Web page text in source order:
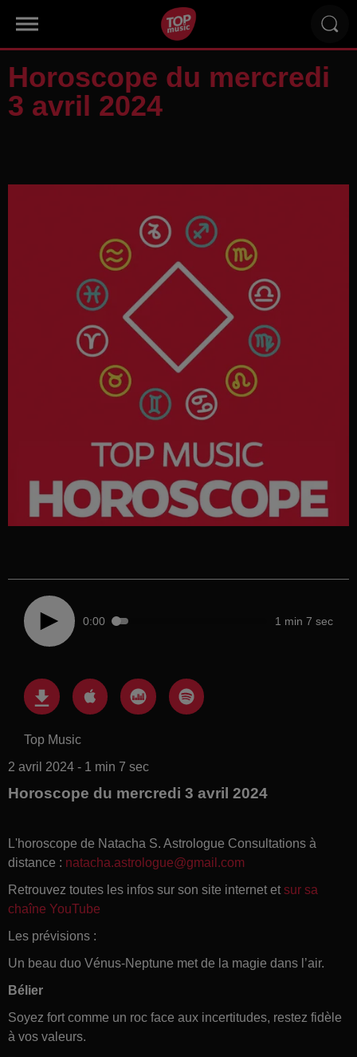
Horoscope du mercredi
3 avril 2024
0:00 1 min 7 sec
Top Music
2 avril 2024 - 1 min 7 sec
Horoscope du mercredi 3 avril 2024
L'horoscope de Natacha S. Astrologue Consultations à
distance : natacha.astrologue@gmail.com
Retrouvez toutes les infos sur son site internet et sur sa
chaîne YouTube
Les prévisions :
Un beau duo Vénus-Neptune met de la magie dans l’air.
Bélier
Soyez fort comme un roc face aux incertitudes, restez fidèle
à vos valeurs.